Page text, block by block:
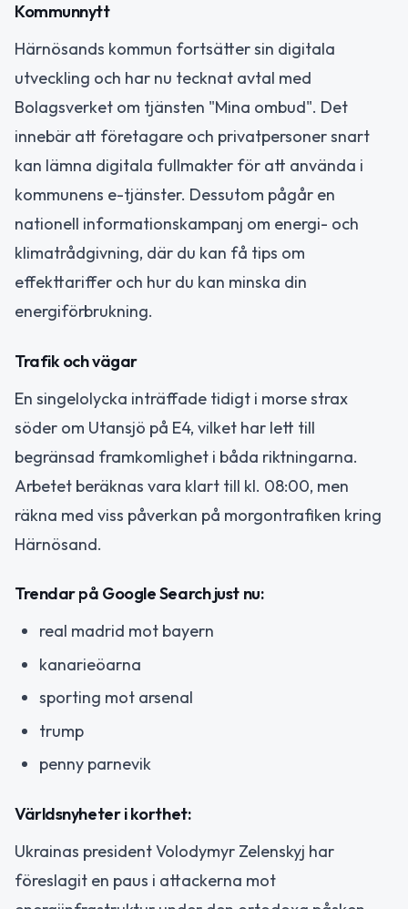
Kommunnytt
Härnösands kommun fortsätter sin digitala
utveckling och har nu tecknat avtal med
Bolagsverket om tjänsten "Mina ombud". Det
innebär att företagare och privatpersoner snart
kan lämna digitala fullmakter för att använda i
kommunens e-tjänster. Dessutom pågår en
nationell informationskampanj om energi- och
klimatrådgivning, där du kan få tips om
effekttariffer och hur du kan minska din
energiförbrukning.
Trafik och vägar
En singelolycka inträffade tidigt i morse strax
söder om Utansjö på E4, vilket har lett till
begränsad framkomlighet i båda riktningarna.
Arbetet beräknas vara klart till kl. 08:00, men
räkna med viss påverkan på morgontrafiken kring
Härnösand.
Trendar på Google Search just nu:
real madrid mot bayern
kanarieöarna
sporting mot arsenal
trump
penny parnevik
Världsnyheter i korthet:
Ukrainas president Volodymyr Zelenskyj har
föreslagit en paus i attackerna mot